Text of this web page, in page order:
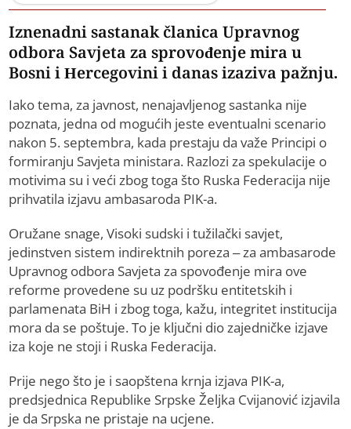
Iznenadni sastanak članica Upravnog
odbora Savjeta za sprovođenje mira u
Bosni i Hercegovini i danas izaziva pažnju.
Iako tema, za javnost, nenajavljenog sastanka nije
poznata, jedna od mogućih jeste eventualni scenario
nakon 5. septembra, kada prestaju da važe Principi o
formiranju Savjeta ministara. Razlozi za spekulacije o
motivima su i veći zbog toga što Ruska Federacija nije
prihvatila izjavu ambasaroda PIK-a.
Oružane snage, Visoki sudski i tužilački savjet,
jedinstven sistem indirektnih poreza – za ambasarode
Upravnog odbora Savjeta za spovođenje mira ove
reforme provedene su uz podršku entitetskih i
parlamenata BiH i zbog toga, kažu, integritet institucija
mora da se poštuje. To je ključni dio zajedničke izjave
iza koje ne stoji i Ruska Federacija.
Prije nego što je i saopštena krnja izjava PIK-a,
predsjednica Republike Srpske Željka Cvijanović izjavila
je da Srpska ne pristaje na ucjene.